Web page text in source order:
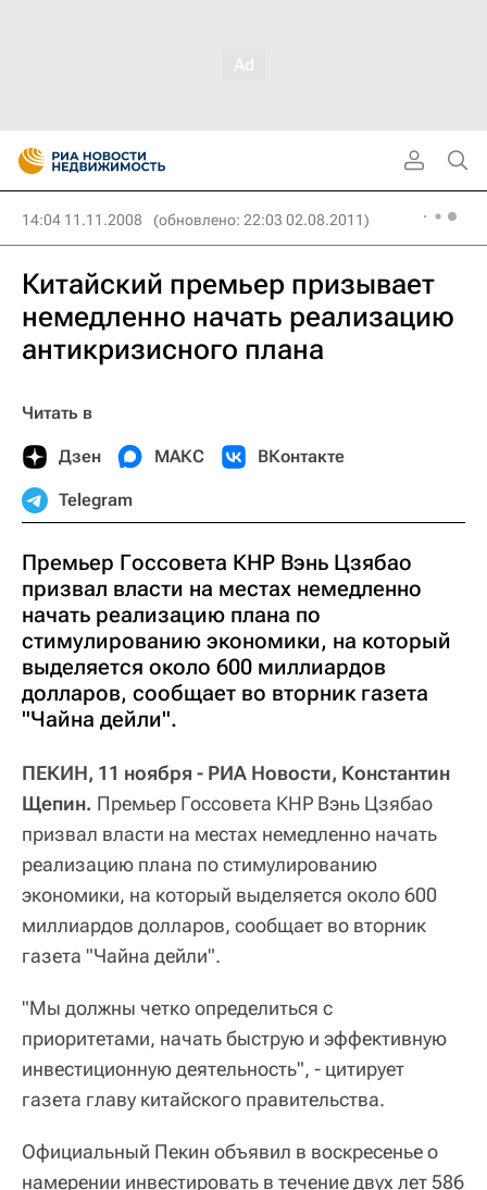
14:04 11.11.2008 (обновлено: 22:03 02.08.2011)
Китайский премьер призывает
немедленно начать реализацию
антикризисного плана
Читать в
Дзен МАКС ВКонтакте
Telegram
Премьер Госсовета КНР Вэнь Цзябао
призвал власти на местах немедленно
начать реализацию плана по
стимулированию экономики, на который
выделяется около 600 миллиардов
долларов, сообщает во вторник газета
"Чайна дейли".
ПЕКИН, 11 ноября - РИА Новости, Константин
Щепин. Премьер Госсовета КНР Вэнь Цзябао
призвал власти на местах немедленно начать
реализацию плана по стимулированию
экономики, на который выделяется около 600
миллиардов долларов, сообщает во вторник
газета "Чайна дейли".
"Мы должны четко определиться с
приоритетами, начать быструю и эффективную
инвестиционную деятельность", - цитирует
газета главу китайского правительства.
Официальный Пекин объявил в воскресенье о
намерении инвестировать в течение двух лет 586